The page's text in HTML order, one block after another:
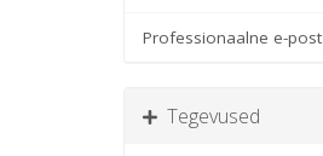
Professionaalne e-post
Tegevused